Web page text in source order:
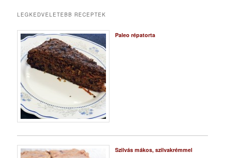
LEGKEDVELETEBB RECEPTEK
Paleo répatorta
Szilvás mákos, szilvakrémmel